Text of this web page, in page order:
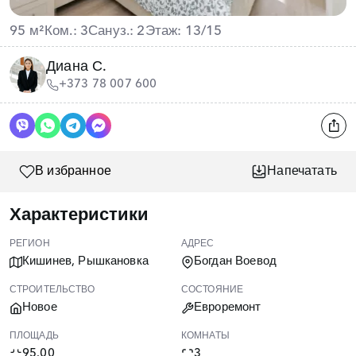
95 м² Ком.: 3Сануз.: 2Этаж: 13/15
Диана С.
+373 78 007 600
В избранное Напечатать
Характеристики
РЕГИОН
Кишинев, Рышкановка
АДРЕС
Богдан Воевод
СТРОИТЕЛЬСТВО
Новое
СОСТОЯНИЕ
Евроремонт
ПЛОЩАДЬ КОМНАТЫ